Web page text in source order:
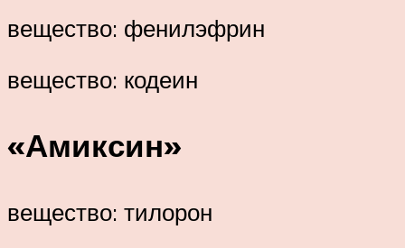
вещество: фенилэфрин
вещество: кодеин
«Амиксин»
вещество: тилорон